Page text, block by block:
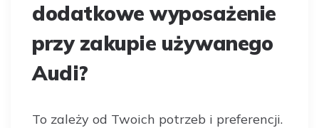
dodatkowe wyposażenie
przy zakupie używanego
Audi?
To zależy od Twoich potrzeb i preferencji.